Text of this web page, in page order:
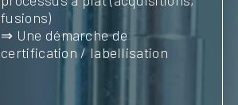
fusions)
⇒ Une démarche de
certification / labellisation